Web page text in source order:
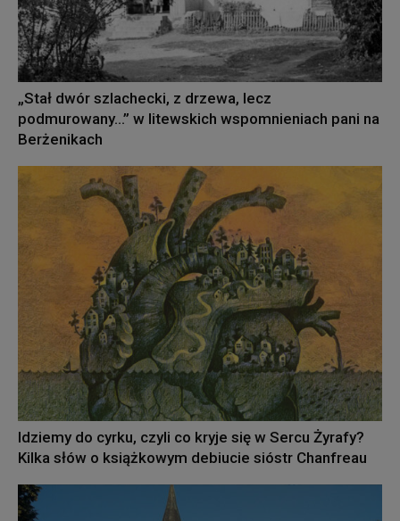
„Stał dwór szlachecki, z drzewa, lecz
podmurowany…” w litewskich wspomnieniach pani na
Berżenikach
Idziemy do cyrku, czyli co kryje się w Sercu Żyrafy?
Kilka słów o książkowym debiucie sióstr Chanfreau